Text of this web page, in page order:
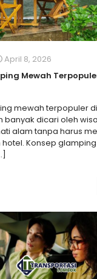
April 8, 2026
Mewah
mewah terpopuler
banyak dicari oleh
alam tanpa harus
Konsep